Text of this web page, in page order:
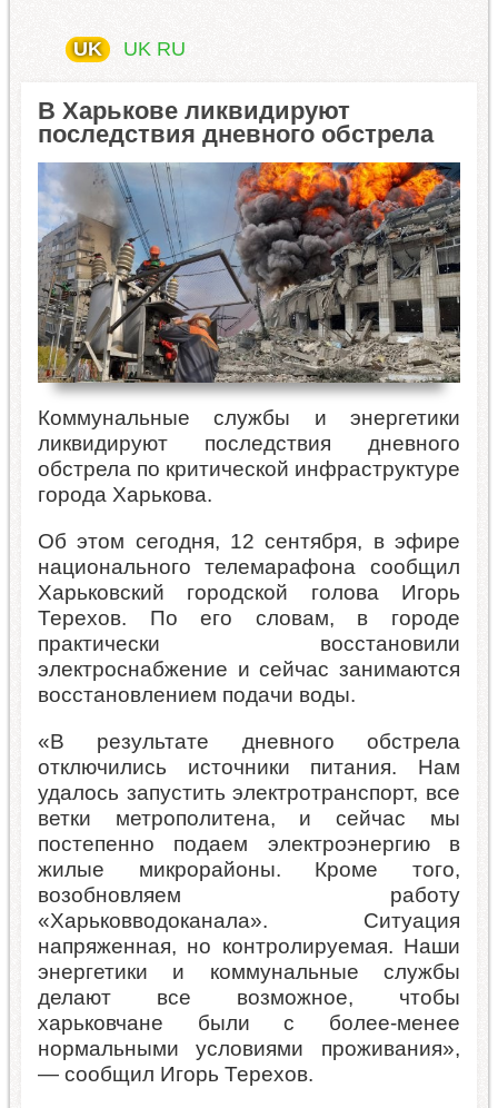
UK UK RU
В Харькове ликвидируют
последствия дневного обстрела
Коммунальные службы и энергетики
ликвидируют последствия дневного
обстрела по критической инфраструктуре
города Харькова.
Об этом сегодня, 12 сентября, в эфире
национального телемарафона сообщил
Харьковский городской голова Игорь
Терехов. По его словам, в городе
практически восстановили
электроснабжение и сейчас занимаются
восстановлением подачи воды.
«В результате дневного обстрела
отключились источники питания. Нам
удалось запустить электротранспорт, все
ветки метрополитена, и сейчас мы
постепенно подаем электроэнергию в
жилые микрорайоны. Кроме того,
возобновляем работу
«Харьковводоканала». Ситуация
напряженная, но контролируемая. Наши
энергетики и коммунальные службы
делают все возможное, чтобы
харьковчане были с более-менее
нормальными условиями проживания»,
— сообщил Игорь Терехов.